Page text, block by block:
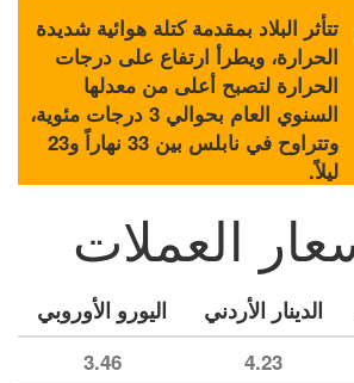
تتأثر البلاد بمقدمة كتلة هوائية شديدة
الحرارة، ويطرأ ارتفاع على درجات
الحرارة لتصبح أعلى من معدلها
السنوي العام بحوالي 3 درجات مئوية،
وتتراوح في نابلس بين 33 نهاراً و23
ليلاً.
العملات
الدينار الأردني اليورو الأوروبي
4.23
3.46